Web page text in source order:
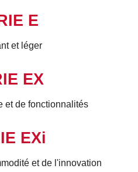
E
et léger
EX
et de fonctionnalités
EXi
et de l'innovation